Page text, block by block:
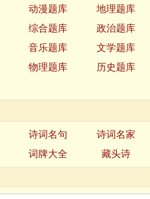
动漫题库
地理题库
综合题库
政治题库
音乐题库
文学题库
物理题库
历史题库
诗词名句
诗词名家
词牌大全 藏头诗